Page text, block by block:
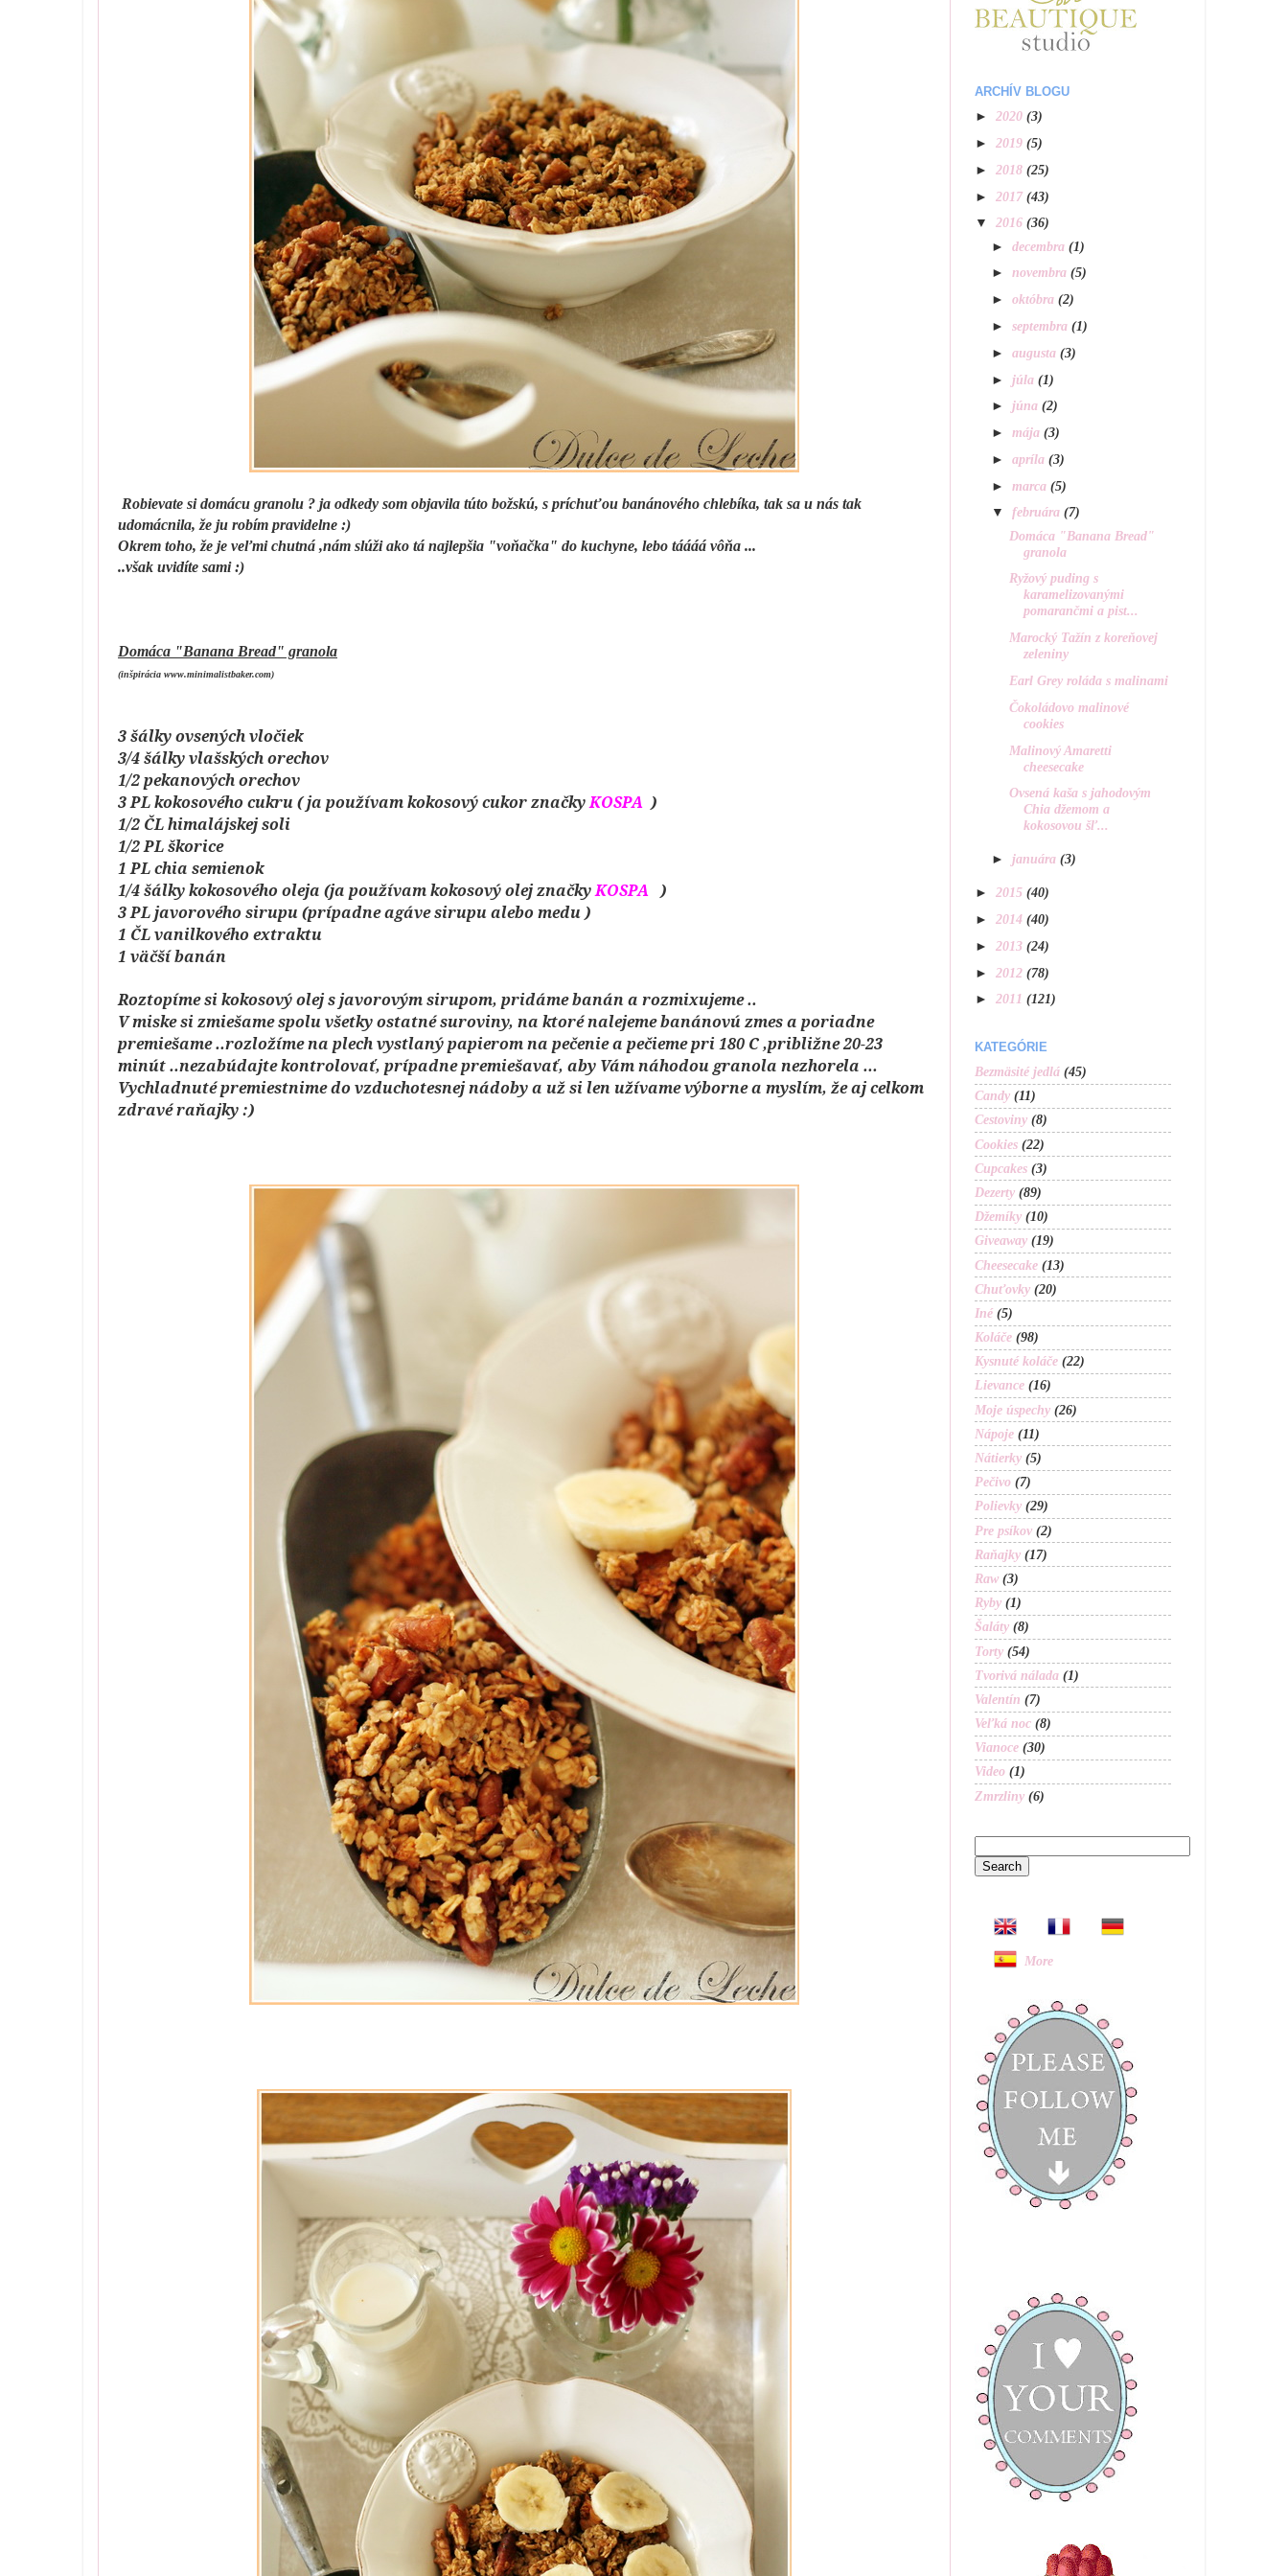
Robievate si domácu granolu ? ja odkedy som objavila túto božskú, s príchuťou banánového chlebíka, tak sa u nás tak
udomácnila, že ju robím pravidelne :)
Okrem toho, že je veľmi chutná ,nám slúži ako tá najlepšia "voňačka" do kuchyne, lebo táááá vôňa ...
..však uvidíte sami :)
Domáca "Banana Bread" granola
(inšpirácia www.minimalistbaker.com)
3 šálky ovsených vločiek
3/4 šálky vlašských orechov
1/2 pekanových orechov
3 PL kokosového cukru ( ja používam kokosový cukor značkyKOSPA )
1/2 ČL himalájskej soli
1/2 PL škorice
1 PL chia semienok
1/4 šálky kokosového oleja (ja používam kokosový olej značkyKOSPA )
3 PL javorového sirupu (prípadne agáve sirupu alebo medu )
1 ČL vanilkového extraktu
1 väčší banán
Roztopíme si kokosový olej s javorovým sirupom, pridáme banán a rozmixujeme ..
V miske si zmiešame spolu všetky ostatné suroviny, na ktoré nalejeme banánovú zmes a poriadne
premiešame ..rozložíme na plech vystlaný papierom na pečenie a pečieme pri 180 C ,približne 20-23
minút ..nezabúdajte kontrolovať, prípadne premiešavať, aby Vám náhodou granola nezhorela ...
Vychladnuté premiestnime do vzduchotesnej nádoby a už si len užívame výborne a myslím, že aj celkom
zdravé raňajky :)
ARCHÍV BLOGU
► 2020 (3)
► 2019 (5)
► 2018 (25)
► 2017 (43)
▼ 2016 (36)
►decembra(1)
►novembra(5)
►októbra(2)
►septembra(1)
►augusta(3)
► júla(1)
►júna(2)
►mája(3)
►apríla(3)
►marca(5)
▼februára(7)
Domáca "Banana Bread"
granola
Ryžový puding s
karamelizovanými
pomarančmi a pist...
Marocký Tažín z koreňovej
zeleniny
Earl Grey roláda s malinami
Čokoládovo malinové
cookies
Malinový Amaretti
cheesecake
Ovsená kaša s jahodovým
Chia džemom a
kokosovou šľ...
►januára(3)
► 2015 (40)
► 2014 (40)
► 2013 (24)
► 2012 (78)
► 2011 (121)
KATEGÓRIE
Bezmäsité jedlá (45)
Candy (11)
Cestoviny (8)
Cookies (22)
Cupcakes (3)
Dezerty (89)
Džemíky (10)
Giveaway (19)
Cheesecake (13)
Chuťovky (20)
Iné (5)
Koláče (98)
Kysnuté koláče (22)
Lievance (16)
Moje úspechy (26)
Nápoje (11)
Nátierky (5)
Pečivo (7)
Polievky (29)
Pre psíkov (2)
Raňajky (17)
Raw (3)
Ryby (1)
Šaláty (8)
Torty (54)
Tvorivá nálada (1)
Valentín (7)
Veľká noc (8)
Vianoce (30)
Video (1)
Zmrzliny (6)
More